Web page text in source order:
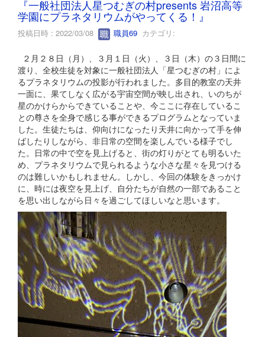
『一般社団法人星つむぎの村presents 岩沼高等
学園にプラネタリウムがやってくる！』
投稿日時 : 2022/03/08 職員69 カテゴリ:
２月２８日（月）、３月１日（火）、３日（木）の３日間に
渡り、全校生徒を対象に一般社団法人「星つむぎの村」によ
るプラネタリウムの投影が行われました。多目的教室の天井
一面に、果てしなく広がる宇宙空間が映し出され、いのちが
星のかけらからできていることや、今ここに存在しているこ
との尊さを全身で感じる事ができるプログラムとなっていま
した。生徒たちは、仰向けになったり天井に向かって手を伸
ばしたりしながら、非日常の空間を楽しんでいる様子でし
た。日常の中で空を見上げると、街の灯りがとても明るいた
め、プラネタリウムで見られるような小さな星々を見つける
のは難しいかもしれません。しかし、今回の体験をきっかけ
に、時には夜空を見上げ、自分たちが自然の一部であること
を思い出しながら日々を過ごしてほしいなと思います。